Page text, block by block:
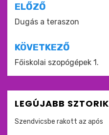
Bejegyzés
navigáció
ELŐZŐ
Dugás a teraszon
KÖVETKEZŐ
Főiskolai szopógépek 1.
LEGÚJABB SZTORIK
Szendvicsbe rakott az após